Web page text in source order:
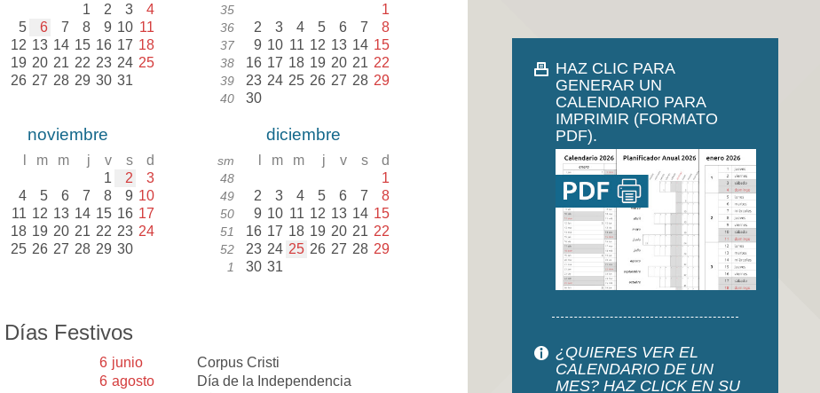
1 2 3 4
5 6 7 8 9 10 11
12 13 14 15 16 17 18
19 20 21 22 23 24 25
26 27 28 29 30 31
35 1
36 2 3 4 5 6 7 8
37 9 10 11 12 13 14 15
38 16 17 18 19 20 21 22
39 23 24 25 26 27 28 29
40 30
noviembre
m m j v s d
1 2 3
4 5 6 7 8 9 10
11 12 13 14 15 16 17
18 19 20 21 22 23 24
25 26 27 28 29 30
diciembre
sm m m j v s d
48 1
49 2 3 4 5 6 7 8
50 9 10 11 12 13 14 15
51 16 17 18 19 20 21 22
52 23 24 25 26 27 28 29
1 30 31
Días Festivos
6 junio
Corpus Cristi
6 agosto
Día de la Independencia
HAZ CLIC PARA
GENERAR UN
CALENDARIO PARA
IMPRIMIR (FORMATO
PDF).
¿QUIERES VER EL
CALENDARIO DE UN
MES? HAZ CLICK EN SU